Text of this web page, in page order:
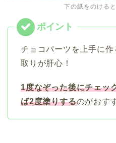
下の紙をのける
チョコパーツを上手に
取りが肝心！
1度なぞった後にチェッ
ば2度塗りするのがおす